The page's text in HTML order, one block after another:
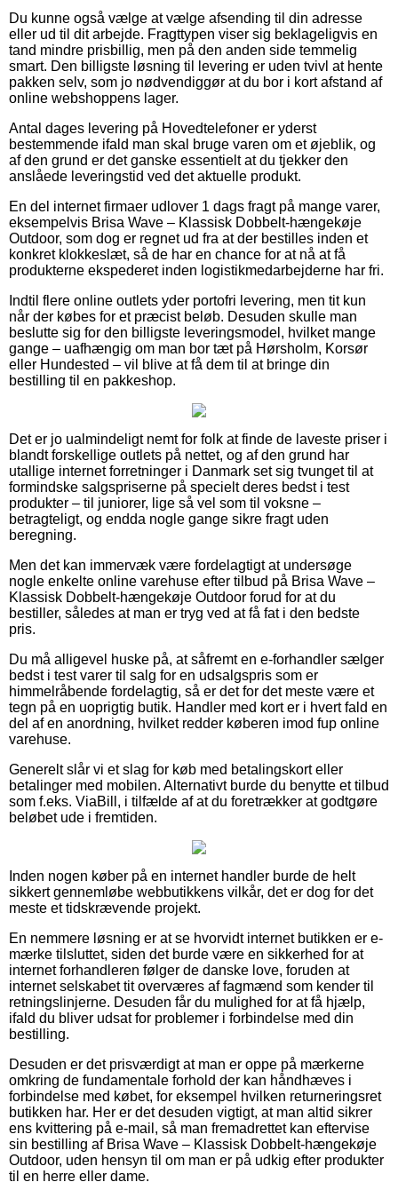
Du kunne også vælge at vælge afsending til din adresse
eller ud til dit arbejde. Fragttypen viser sig beklageligvis en
tand mindre prisbillig, men på den anden side temmelig
smart. Den billigste løsning til levering er uden tvivl at hente
pakken selv, som jo nødvendiggør at du bor i kort afstand af
online webshoppens lager.
Antal dages levering på Hovedtelefoner er yderst
bestemmende ifald man skal bruge varen om et øjeblik, og
af den grund er det ganske essentielt at du tjekker den
anslåede leveringstid ved det aktuelle produkt.
En del internet firmaer udlover 1 dags fragt på mange varer,
eksempelvis Brisa Wave – Klassisk Dobbelt-hængekøje
Outdoor, som dog er regnet ud fra at der bestilles inden et
konkret klokkeslæt, så de har en chance for at nå at få
produkterne ekspederet inden logistikmedarbejderne har fri.
Indtil flere online outlets yder portofri levering, men tit kun
når der købes for et præcist beløb. Desuden skulle man
beslutte sig for den billigste leveringsmodel, hvilket mange
gange – uafhængig om man bor tæt på Hørsholm, Korsør
eller Hundested – vil blive at få dem til at bringe din
bestilling til en pakkeshop.
Det er jo ualmindeligt nemt for folk at finde de laveste priser i
blandt forskellige outlets på nettet, og af den grund har
utallige internet forretninger i Danmark set sig tvunget til at
formindske salgspriserne på specielt deres bedst i test
produkter – til juniorer, lige så vel som til voksne –
betragteligt, og endda nogle gange sikre fragt uden
beregning.
Men det kan immervæk være fordelagtigt at undersøge
nogle enkelte online varehuse efter tilbud på Brisa Wave –
Klassisk Dobbelt-hængekøje Outdoor forud for at du
bestiller, således at man er tryg ved at få fat i den bedste
pris.
Du må alligevel huske på, at såfremt en e-forhandler sælger
bedst i test varer til salg for en udsalgspris som er
himmelråbende fordelagtig, så er det for det meste være et
tegn på en uoprigtig butik. Handler med kort er i hvert fald en
del af en anordning, hvilket redder køberen imod fup online
varehuse.
Generelt slår vi et slag for køb med betalingskort eller
betalinger med mobilen. Alternativt burde du benytte et tilbud
som f.eks. ViaBill, i tilfælde af at du foretrækker at godtgøre
beløbet ude i fremtiden.
Inden nogen køber på en internet handler burde de helt
sikkert gennemløbe webbutikkens vilkår, det er dog for det
meste et tidskrævende projekt.
En nemmere løsning er at se hvorvidt internet butikken er e-
mærke tilsluttet, siden det burde være en sikkerhed for at
internet forhandleren følger de danske love, foruden at
internet selskabet tit overværes af fagmænd som kender til
retningslinjerne. Desuden får du mulighed for at få hjælp,
ifald du bliver udsat for problemer i forbindelse med din
bestilling.
Desuden er det prisværdigt at man er oppe på mærkerne
omkring de fundamentale forhold der kan håndhæves i
forbindelse med købet, for eksempel hvilken returneringsret
butikken har. Her er det desuden vigtigt, at man altid sikrer
ens kvittering på e-mail, så man fremadrettet kan eftervise
sin bestilling af Brisa Wave – Klassisk Dobbelt-hængekøje
Outdoor, uden hensyn til om man er på udkig efter produkter
til en herre eller dame.